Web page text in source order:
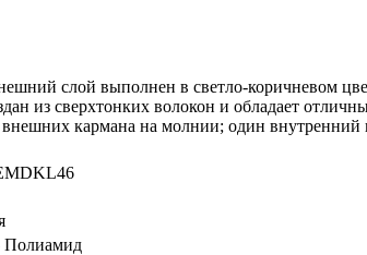
слой выполнен в светло-коричневом
из сверхтонких волокон и обладает
кармана на молнии; один внутренний
Полиамид